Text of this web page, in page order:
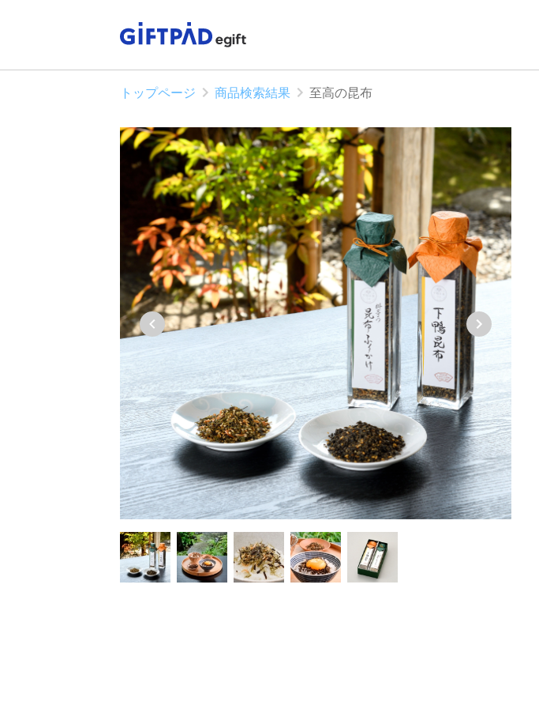
トップページ 商品検索結果 至高の昆布